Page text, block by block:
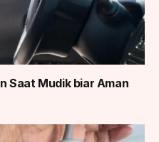
Saat Mudik biar Aman